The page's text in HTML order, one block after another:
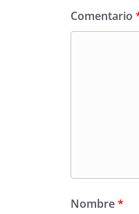
Comentario
Nombre*